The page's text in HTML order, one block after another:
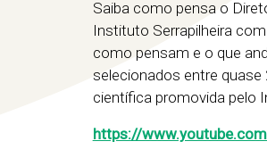
Saiba como pensa o
Instituto Serrapilheira
como pensam e o que
selecionados entre quase
científica promovida pelo
https://